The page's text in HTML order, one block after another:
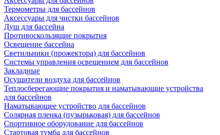
Термометры для бассейнов
Аксессуары для чистки бассейнов
Душ для бассейна
Противоскользящие покрытия
Освещение бассейна
Светильники (прожектора) для бассейнов
Системы управления освещением для бассейнов
Закладные
Осушители воздуха для бассейнов
Теплосберегающие покрытия и наматывающие устройства
для бассейнов
Наматывающее устройство для бассейнов
Солярная пленка (пузырьковая) для бассейнов
Спортивное оборудование для бассейнов
Стартовая тумба для бассейнов